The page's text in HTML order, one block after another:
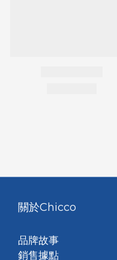
關於Chicco
品牌故事
銷售據點